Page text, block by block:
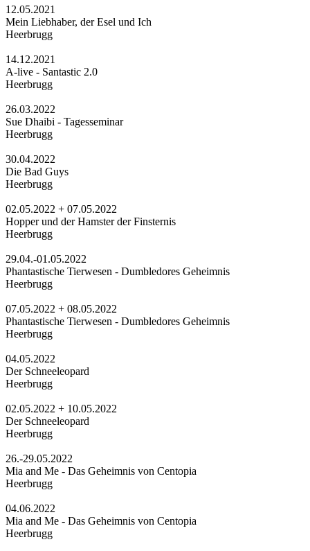
12.05.2021
Mein Liebhaber, der Esel und Ich
Heerbrugg
14.12.2021
A-live - Santastic 2.0
Heerbrugg
26.03.2022
Sue Dhaibi - Tagesseminar
Heerbrugg
30.04.2022
Die Bad Guys
Heerbrugg
02.05.2022 + 07.05.2022
Hopper und der Hamster der Finsternis
Heerbrugg
29.04.-01.05.2022
Phantastische Tierwesen - Dumbledores Geheimnis
Heerbrugg
07.05.2022 + 08.05.2022
Phantastische Tierwesen - Dumbledores Geheimnis
Heerbrugg
04.05.2022
Der Schneeleopard
Heerbrugg
02.05.2022 + 10.05.2022
Der Schneeleopard
Heerbrugg
26.-29.05.2022
Mia and Me - Das Geheimnis von Centopia
Heerbrugg
04.06.2022
Mia and Me - Das Geheimnis von Centopia
Heerbrugg